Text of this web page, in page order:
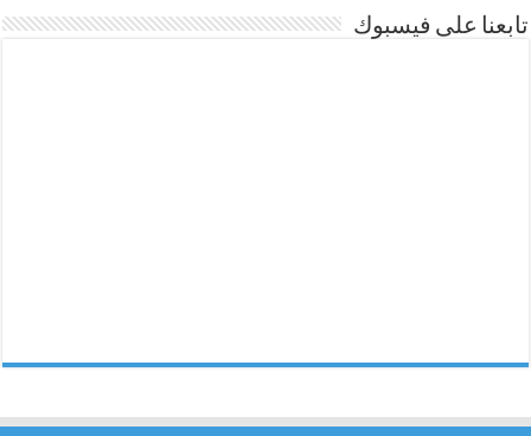
تابعنا على فيسبوك